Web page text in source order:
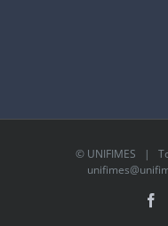
© UNIFIMES |